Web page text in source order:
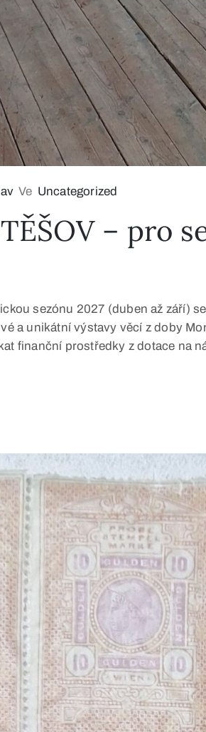
Ve Uncategorized
– pro
sezónu 2027 (duben až
a unikátní výstavy věcí z doby
finanční prostředky z dotace na